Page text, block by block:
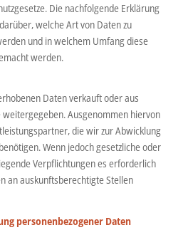
Die nachfolgende Erklärung
welche Art von Daten zu
und in welchem Umfang diese
werden.
Daten verkauft oder aus
Ausgenommen hiervon
die wir zur Abwicklung
Wenn jedoch gesetzliche oder
Verpflichtungen es erforderlich
an auskunftsberechtigte Stellen
personenbezogener Daten